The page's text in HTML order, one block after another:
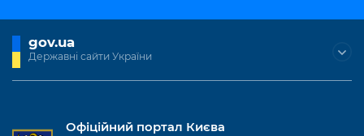
gov.ua
Державні сайти України
Офіційний портал Києва